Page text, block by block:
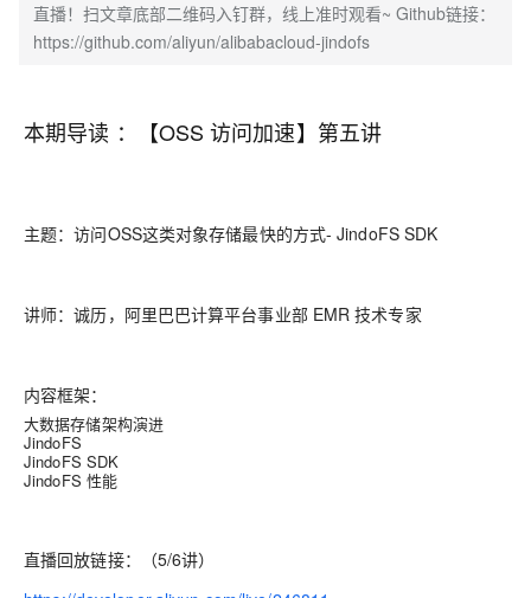
直播！扫文章底部二维码入钉群，线上准时观看~ Github链接：
https://github.com/aliyun/alibabacloud-jindofs
本期导读 ：【OSS 访问加速】第五讲
主题：访问OSS这类对象存储最快的方式- JindoFS SDK
讲师：诚历，阿里巴巴计算平台事业部 EMR 技术专家
内容框架：
大数据存储架构演进
JindoFS
JindoFS SDK
JindoFS 性能
直播回放链接：（5/6讲）